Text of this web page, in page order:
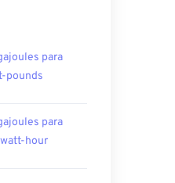
para
pounds
para
hour